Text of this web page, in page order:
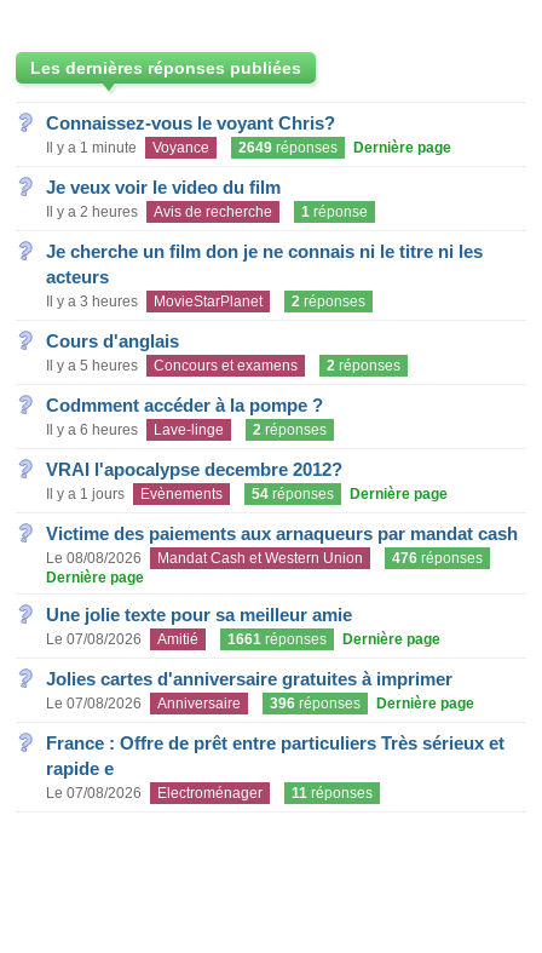
Les dernières réponses publiées
Connaissez-vous le voyant Chris?
Il y a 1 minute Voyance 2649 réponses Dernière page
Je veux voir le video du film
Il y a 2 heures Avis de recherche 1 réponse
Je cherche un film don je ne connais ni le titre ni les
acteurs
Il y a 3 heures MovieStarPlanet 2 réponses
Cours d'anglais
Il y a 5 heures Concours et examens 2 réponses
Codmment accéder à la pompe ?
Il y a 6 heures Lave-linge 2 réponses
VRAI l'apocalypse decembre 2012?
Il y a 1 jours Evènements 54 réponses Dernière page
Victime des paiements aux arnaqueurs par mandat cash
Le 08/08/2026 Mandat Cash et Western Union 476 réponses
Dernière page
Une jolie texte pour sa meilleur amie
Le 07/08/2026 Amitié 1661 réponses Dernière page
Jolies cartes d'anniversaire gratuites à imprimer
Le 07/08/2026 Anniversaire 396 réponses Dernière page
France : Offre de prêt entre particuliers Très sérieux et
rapide e
Le 07/08/2026 Electroménager 11 réponses